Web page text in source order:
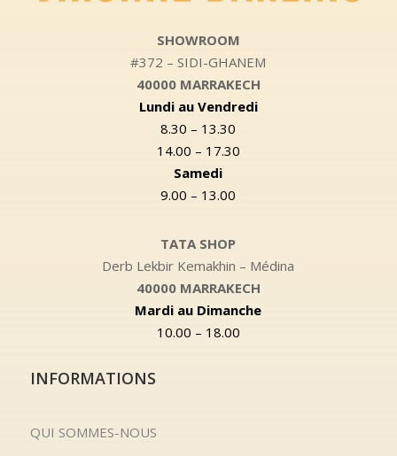
SHOWROOM
#372 – SIDI-GHANEM
40000 MARRAKECH
Lundi au Vendredi
8.30 – 13.30
14.00 – 17.30
Samedi
9.00 – 13.00
TATA SHOP
Derb Lekbir Kemakhin – Médina
40000 MARRAKECH
Mardi au Dimanche
10.00 – 18.00
INFORMATIONS
QUI SOMMES-NOUS